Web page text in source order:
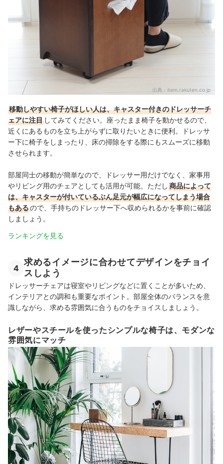
出典： item.rakuten.co.jp
移動しやすい椅子がほしい人は、キャスター付きのドレッサーチ
ェアに注目 してみてください。座ったまま椅子を動かせるので、
近くにあるものを立ち上がらずに取りたいときに便利。ドレッサ
ー下に椅子をしまったり、床の掃除をする際にもスムーズに移動
させられます。
部屋同士の移動が簡単なので、ドレッサー用だけでなく、家事用
やリビング用のチェアとしても活用が可能。ただし 商品によって
は、キャスターが付いているぶん足元が幅広になってしまう場合
もあるので、手持ちのドレッサー下へ収められるかを事前に確認
しましょう。
ランキングを見る
4
求めるイメージに合わせてデザインをチョイ
スしよう
ドレッサーチェアは寝室やリビングなどに置くことが多いため、
インテリアとの調和も重要なポイント。部屋全体のバランスを意
識しながら、求める雰囲気に合うものをチョイスしましょう。
レザーやスチールを使ったシンプルな椅子は、モダンな
雰囲気にマッチ